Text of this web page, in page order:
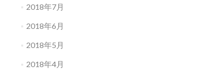
2018年7月
2018年6月
2018年5月
2018年4月